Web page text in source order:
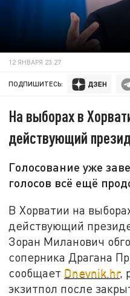
12 ЯНВАРЯ 23:27
ПОДПИШИТЕСЬ:
На выборах в
действующий
Голосование уже
голосов всё ещё
В Хорватии на
действующий
Зоран Миланович
соперника Драгана
сообщает Dnevnik.hr,
экзитпол после